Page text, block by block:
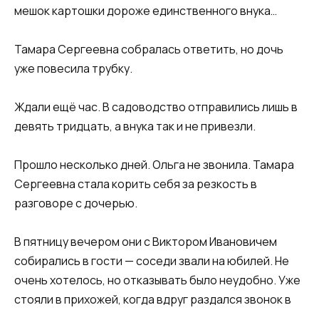
мешок картошки дороже единственного внука…
Тамара Сергеевна собралась ответить, но дочь
уже повесила трубку.
Ждали ещё час. В садоводство отправились лишь в
девять тридцать, а внука так и не привезли.
Прошло несколько дней. Ольга не звонила. Тамара
Сергеевна стала корить себя за резкость в
разговоре с дочерью.
В пятницу вечером они с Виктором Ивановичем
собирались в гости — соседи звали на юбилей. Не
очень хотелось, но отказывать было неудобно. Уже
стояли в прихожей, когда вдруг раздался звонок в